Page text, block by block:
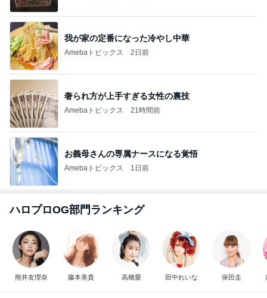
我が家の定番になった冷やし中華
Amebaトピックス 2日前
奢られ方が上手すぎる女性の裏技
Amebaトピックス 21時間前
お義母さんの専属ナースになる覚悟
Amebaトピックス 1日前
ハロプロOG部門ランキング
熊井友理奈 藤本美貴 高橋愛 田中れいな 保田圭